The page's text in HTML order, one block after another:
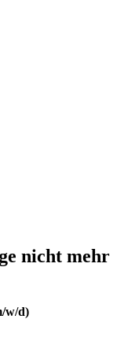
nicht mehr
w/d)